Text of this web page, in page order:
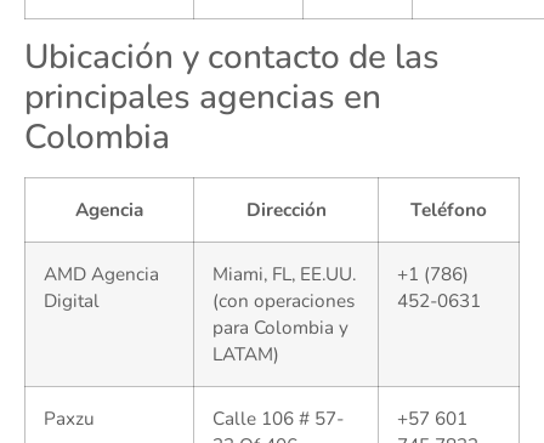
Ubicación y contacto de las
principales agencias en
Colombia
Agencia Dirección Teléfono
AMD Agencia
Digital
Miami, FL, EE.UU.
(con operaciones
para Colombia y
LATAM)
+1 (786)
452-0631
Paxzu
Calle 106 # 57-
+57 601